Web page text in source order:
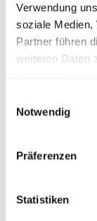
Verwendung
soziale Medien,
Partner führen
weiteren Daten
Notwendig
Präferenzen
Statistiken